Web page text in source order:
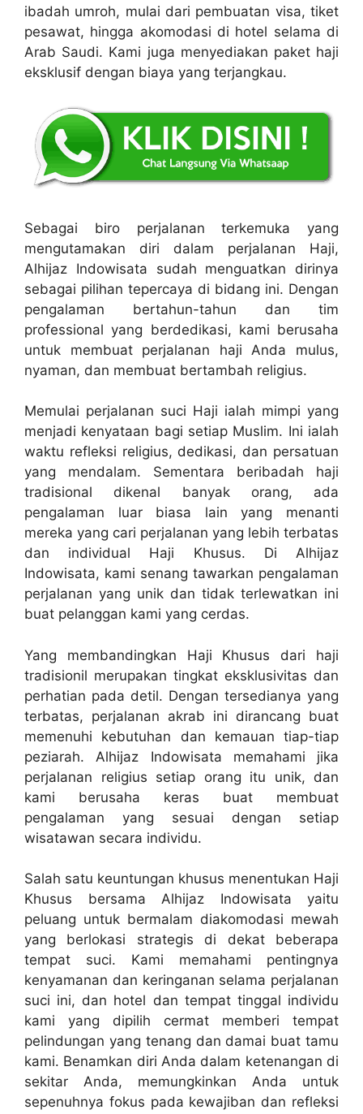
ibadah umroh, mulai dari pembuatan visa, tiket
pesawat, hingga akomodasi di hotel selama di
Arab Saudi. Kami juga menyediakan paket haji
eksklusif dengan biaya yang terjangkau.
Sebagai biro perjalanan terkemuka yang
mengutamakan diri dalam perjalanan Haji,
Alhijaz Indowisata sudah menguatkan dirinya
sebagai pilihan tepercaya di bidang ini. Dengan
pengalaman bertahun-tahun dan tim
professional yang berdedikasi, kami berusaha
untuk membuat perjalanan haji Anda mulus,
nyaman, dan membuat bertambah religius.
Memulai perjalanan suci Haji ialah mimpi yang
menjadi kenyataan bagi setiap Muslim. Ini ialah
waktu refleksi religius, dedikasi, dan persatuan
yang mendalam. Sementara beribadah haji
tradisional dikenal banyak orang, ada
pengalaman luar biasa lain yang menanti
mereka yang cari perjalanan yang lebih terbatas
dan individual Haji Khusus. Di Alhijaz
Indowisata, kami senang tawarkan pengalaman
perjalanan yang unik dan tidak terlewatkan ini
buat pelanggan kami yang cerdas.
Yang membandingkan Haji Khusus dari haji
tradisionil merupakan tingkat eksklusivitas dan
perhatian pada detil. Dengan tersedianya yang
terbatas, perjalanan akrab ini dirancang buat
memenuhi kebutuhan dan kemauan tiap-tiap
peziarah. Alhijaz Indowisata memahami jika
perjalanan religius setiap orang itu unik, dan
kami berusaha keras buat membuat
pengalaman yang sesuai dengan setiap
wisatawan secara individu.
Salah satu keuntungan khusus menentukan Haji
Khusus bersama Alhijaz Indowisata yaitu
peluang untuk bermalam diakomodasi mewah
yang berlokasi strategis di dekat beberapa
tempat suci. Kami memahami pentingnya
kenyamanan dan keringanan selama perjalanan
suci ini, dan hotel dan tempat tinggal individu
kami yang dipilih cermat memberi tempat
pelindungan yang tenang dan damai buat tamu
kami. Benamkan diri Anda dalam ketenangan di
sekitar Anda, memungkinkan Anda untuk
sepenuhnya fokus pada kewajiban dan refleksi